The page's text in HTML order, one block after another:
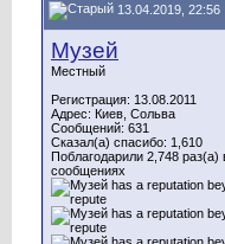
13.04.2019, 22:56
Музей
Местный
Регистрация: 13.08.2011
Адрес: Киев, Сольва
Сообщений: 631
Сказал(а) спасибо: 1,610
Поблагодарили 2,748 раз(а)
сообщениях